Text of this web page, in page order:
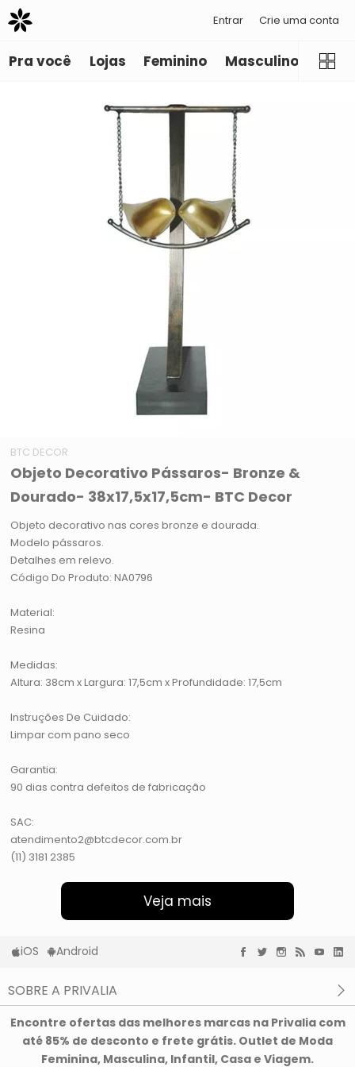
Entrar Crie uma conta
Pra você Lojas Feminino Masculino
BTC DECOR
Objeto Decorativo Pássaros- Bronze &
Dourado- 38x17,5x17,5cm- BTC Decor
Objeto decorativo nas cores bronze e dourada.
Modelo pássaros.
Detalhes em relevo.
Código Do Produto: NA0796
Material:
Resina
Medidas:
Altura: 38cm x Largura: 17,5cm x Profundidade: 17,5cm
Instruções De Cuidado:
Limpar com pano seco
Garantia:
90 dias contra defeitos de fabricação
SAC:
atendimento2@btcdecor.com.br
(11) 3181 2385
Veja mais
iOS Android
SOBRE A PRIVALIA
Privacidade e Cookies
Condições de uso
Encontre ofertas das melhores marcas na Privalia com
até 85% de desconto e frete grátis. Outlet de Moda
Feminina, Masculina, Infantil, Casa e Viagem.